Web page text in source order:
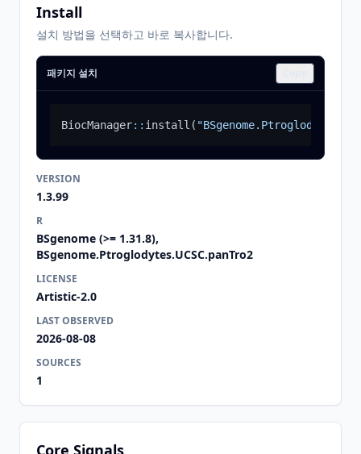
Install
설치 방법을 선택하고 바로 복사합니다.
패키지 설치
BiocManager:: install (
VERSION
1.3.99
R
BSgenome (>= 1.31.8),
BSgenome.Ptroglodytes.UCSC.panTro2
LICENSE
Artistic-2.0
LAST OBSERVED
2026-08-08
SOURCES
1
Core Signals